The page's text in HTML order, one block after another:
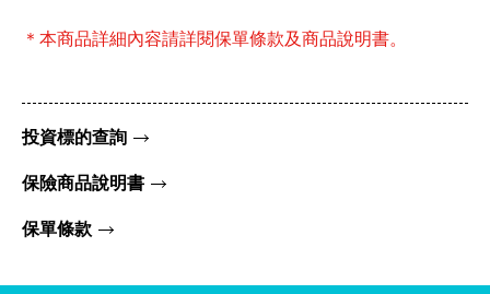
＊本商品詳細內容請詳閱保單條款及商品說明書。
投資標的查詢
保險商品說明書
保單條款